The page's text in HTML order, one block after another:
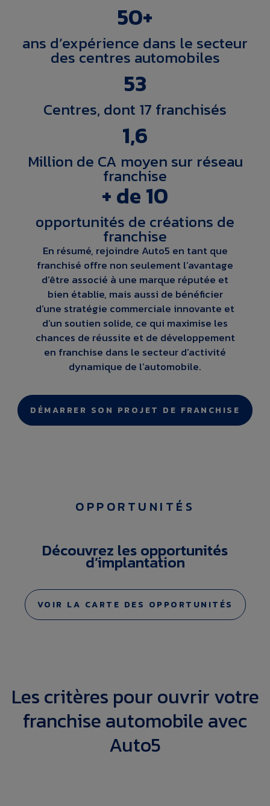
50+
ans d’expérience dans le secteur
des centres automobiles
53
Centres, dont 17 franchisés
1,6
Million de CA moyen sur réseau
franchise
+ de 10
opportunités de créations de
franchise
En résumé, rejoindre Auto5 en tant que
franchisé offre non seulement l’avantage
d’être associé à une marque réputée et
bien établie, mais aussi de bénéficier
d’une stratégie commerciale innovante et
d’un soutien solide, ce qui maximise les
chances de réussite et de développement
en franchise dans le secteur d’activité
dynamique de l’automobile.
DÉMARRER SON PROJET DE FRANCHISE
OPPORTUNITÉS
Découvrez les opportunités
d’implantation
VOIR LA CARTE DES OPPORTUNITÉS
Les critères pour ouvrir votre
franchise automobile avec
Auto5